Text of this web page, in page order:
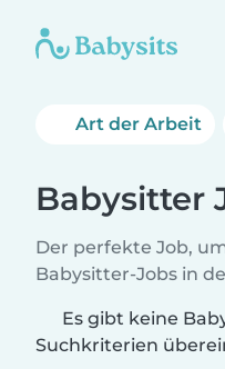
Art der Arbeit
Babysitter
Der perfekte Job,
Babysitter-Jobs in
Es gibt keine
Suchkriterien